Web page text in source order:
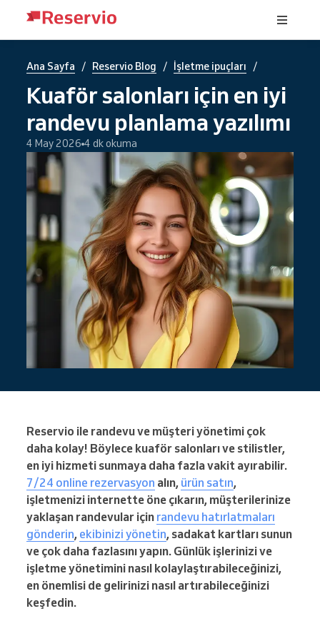
Ana Sayfa / Reservio Blog / İşletme ipuçları /
Kuaför salonları için en iyi
randevu planlama yazılımı
4 May 2026 4 dk okuma
Reservio ile randevu ve müşteri yönetimi çok
daha kolay! Böylece kuaför salonları ve stilistler,
en iyi hizmeti sunmaya daha fazla vakit ayırabilir.
7/24 online rezervasyon alın, ürün satın,
işletmenizi internette öne çıkarın, müşterilerinize
yaklaşan randevular için randevu hatırlatmaları
gönderin, ekibinizi yönetin, sadakat kartları sunun
ve çok daha fazlasını yapın. Günlük işlerinizi ve
işletme yönetimini nasıl kolaylaştırabileceğinizi,
en önemlisi de gelirinizi nasıl artırabileceğinizi
keşfedin.